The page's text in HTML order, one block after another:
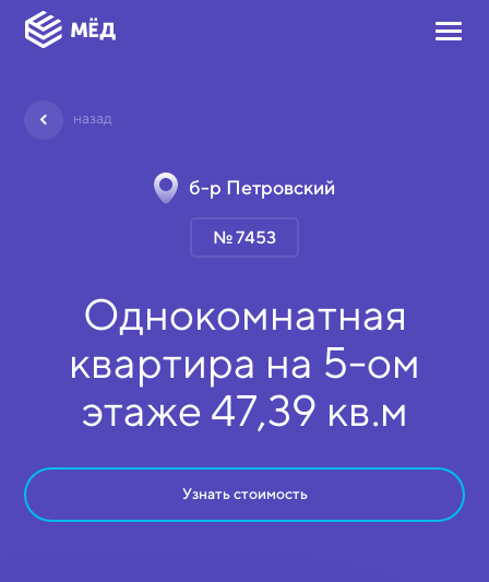
назад
б-р Петровский
№ 7453
Однокомнатная
квартира на 5-ом
этаже 47,39 кв.м
Узнать стоимость